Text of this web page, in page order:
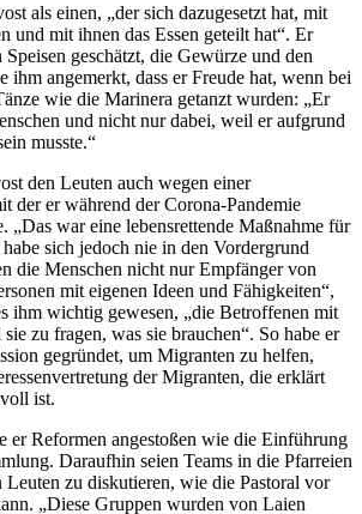
als einen, „der sich dazugesetzt hat, mit
und mit ihnen das Essen geteilt hat“. Er
Speisen geschätzt, die Gewürze und den
ihm angemerkt, dass er Freude hat, wenn bei
wie die Marinera getanzt wurden: „Er
und nicht nur dabei, weil er aufgrund
musste.“
den Leuten auch wegen einer
der er während der Corona-Pandemie
„Das war eine lebensrettende Maßnahme für
sich jedoch nie in den Vordergrund
die Menschen nicht nur Empfänger von
mit eigenen Ideen und Fähigkeiten“,
ihm wichtig gewesen, „die Betroffenen mit
zu fragen, was sie brauchen“. So habe er
gegründet, um Migranten zu helfen,
der Migranten, die erklärt
ist.
er Reformen angestoßen wie die Einführung
Daraufhin seien Teams in die Pfarreien
Leuten zu diskutieren, wie die Pastoral vor
„Diese Gruppen wurden von Laien